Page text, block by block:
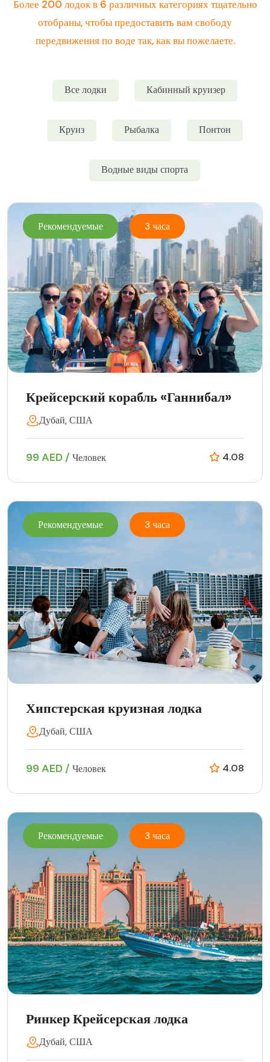
Более 200 лодок в 6 различных категориях тщательно
отобраны, чтобы предоставить вам свободу
передвижения по воде так, как вы пожелаете.
Все лодки Кабинный круизер
Круиз Рыбалка Понтон
Водные виды спорта
Рекомендуемые 3 часа
Крейсерский корабль «Ганнибал»
Дубай, США
99 AED / Человек 4.08
Рекомендуемые 3 часа
Хипстерская круизная лодка
Дубай, США
99 AED / Человек 4.08
Рекомендуемые 3 часа
Ринкер Крейсерская лодка
Дубай, США